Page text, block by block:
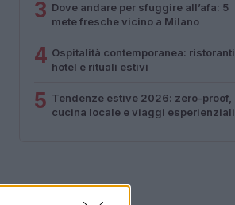
3 Dove andare per sfuggire all’afa: 5
mete fresche vicino a Milano
4 Ospitalità contemporanea: ristoranti,
hotel e rituali estivi
5 Tendenze estive 2026: zero-proof,
cucina locale e viaggi esperienziali